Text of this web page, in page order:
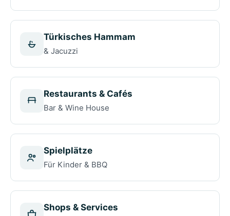
Türkisches Hammam
& Jacuzzi
Restaurants & Cafés
Bar & Wine House
Spielplätze
Für Kinder & BBQ
Shops & Services